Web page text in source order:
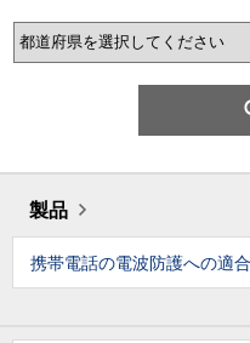
製品
携帯電話の電波防護への適